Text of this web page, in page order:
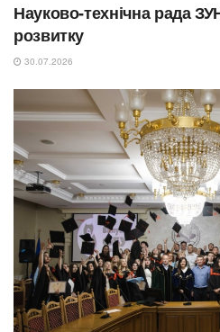
Науково-технічна рада
розвитку
30.07.2026